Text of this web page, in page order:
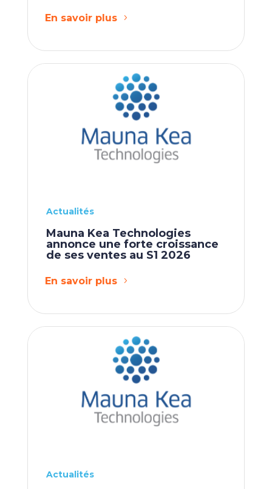
En savoir plus
Actualités
Mauna Kea Technologies
annonce une forte croissance
de ses ventes au S1 2026
En savoir plus
Actualités